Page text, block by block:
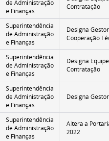
de Administração
e Finanças
Contratação
Superintendência
de Administração
e Finanças
Designa
Cooperação
Superintendência
de Administração
e Finanças
Designa
Contratação
Superintendência
de Administração
e Finanças
Designa
Superintendência
de Administração
e Finanças
Altera a
2022